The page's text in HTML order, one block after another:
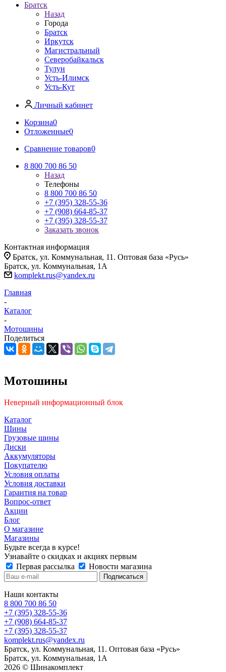
Братск
Назад
Города
Братск
Иркутск
Магистральный
Северобайкальск
Тулун
Усть-Илимск
Усть-Кут
Личный кабинет
Корзина0
Отложенные0
Сравнение товаров0
8 800 700 86 50
Назад
Телефоны
8 800 700 86 50
+7 (395) 328-55-36
+7 (908) 664-85-37
+7 (395) 328-55-37
Заказать звонок
Контактная информация
Братск, ул. Коммунальная, 11. Оптовая база «Русь»
Братск, ул. Коммунальная, 1А
komplekt.rus@yandex.ru
Главная
-
Каталог
-
Мотошины
Поделиться
Мотошины
Неверный информационный блок
Каталог
Шины
Грузовые шины
Диски
Аккумуляторы
Покупателю
Условия оплаты
Условия доставки
Гарантия на товар
Вопрос-ответ
Акции
Блог
О магазине
Магазины
Будьте всегда в курсе!
Узнавайте о скидках и акциях первым
Первая рассылка
Новости магазина
Наши контакты
8 800 700 86 50
+7 (395) 328-55-36
+7 (908) 664-85-37
+7 (395) 328-55-37
komplekt.rus@yandex.ru
Братск, ул. Коммунальная, 11. Оптовая база «Русь»
Братск, ул. Коммунальная, 1А
2026 © Шинакомплект